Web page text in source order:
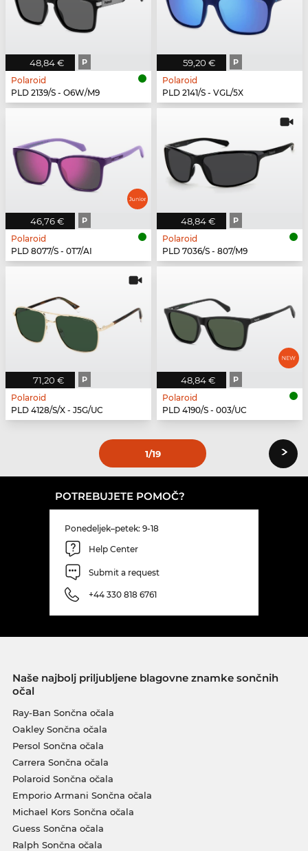
48,84 € P
Polaroid
PLD 2139/S - O6W/M9
59,20 € P
Polaroid
PLD 2141/S - VGL/5X
46,76 € P
Polaroid
PLD 8077/S - 0T7/AI
48,84 € P
Polaroid
PLD 7036/S - 807/M9
71,20 € P
Polaroid
PLD 4128/S/X - J5G/UC
48,84 € P
Polaroid
PLD 4190/S - 003/UC
1/19 ›
POTREBUJETE POMOČ?
Ponedeljek–petek: 9-18
Help Center
Submit a request
+44 330 818 6761
Naše najbolj priljubljene blagovne znamke sončnih
očal
Ray-Ban Sončna očala
Oakley Sončna očala
Persol Sončna očala
Carrera Sončna očala
Polaroid Sončna očala
Emporio Armani Sončna očala
Michael Kors Sončna očala
Guess Sončna očala
Ralph Sončna očala